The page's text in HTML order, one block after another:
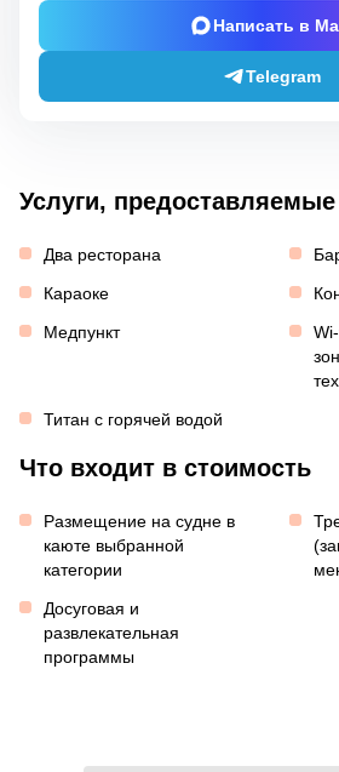
Написать в
Telegram
Услуги,
Два ресторана
Караоке
Медпункт
Титан с горячей водой
Что входит в стоимость
Размещение на судне в
каюте выбранной
категории
Досуговая и
развлекательная
программы